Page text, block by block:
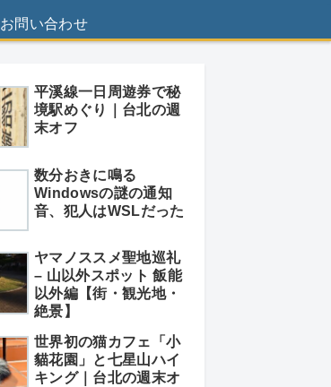
お問い合わせ
平溪線一日周遊券で秘
境駅めぐり｜台北の週
末オフ
数分おきに鳴る
Windowsの謎の通知
音、犯人はWSLだった
ヤマノススメ聖地巡礼
– 山以外スポット 飯能
以外編【街・観光地・
絶景】
世界初の猫カフェ「小
貓花園」と七星山ハイ
キング｜台北の週末オ